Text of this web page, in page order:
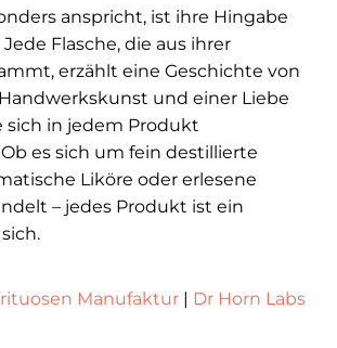
anspricht, ist ihre Hingabe
Flasche, die aus ihrer
erzählt eine Geschichte von
und einer Liebe
sich in jedem Produkt
es sich um fein destillierte
Liköre oder erlesene
– jedes Produkt ist ein
Manufaktur | Dr Horn Labs